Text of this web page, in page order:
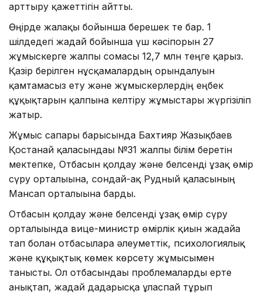
арттыру қажеттігін айтты.
Өңірде жалақы бойынша берешек те бар. 1
шілдедегі жағдай бойынша үш кәсіпорын 27
жұмыскерге жалпы сомасы 12,7 млн теңге қарыз.
Қазір берілген нұсқамалардың орындалуын
қамтамасыз ету және жұмыскерлердің еңбек
құқықтарын қалпына келтіру жұмыстары жүргізіліп
жатыр.
Жұмыс сапары барысында Бахтияр Жазықбаев
Қостанай қаласындағы №31 жалпы білім беретін
мектепке, Отбасын қолдау және белсенді ұзақ өмір
сүру орталығына, сондай-ақ Рудный қаласының
Мансап орталығына барды.
Отбасын қолдау және белсенді ұзақ өмір сүру
орталығында вице-министр өмірлік қиын жағдайға
тап болған отбасыларға әлеуметтік, психологиялық
және құқықтық көмек көрсету жұмысымен
танысты. Ол отбасындағы проблемаларды ерте
анықтап, жағдай дағдарысқа ұласпай тұрып